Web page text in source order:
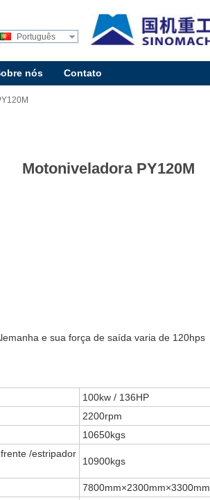
Português
nós Contato
Motoniveladora PY120M
e sua força de saída varia de 120hps
100kw / 136HP
2200rpm
10650kgs
/estripador
10900kgs
7800mm×2300mm×3300mm